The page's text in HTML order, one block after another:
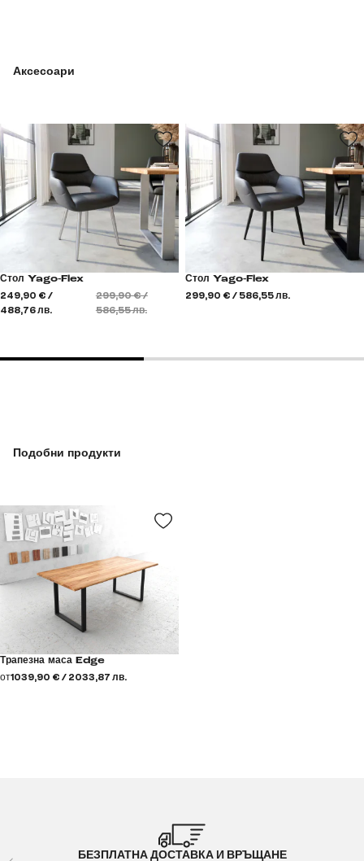
Подобни продукти
Трапезна маса Edge
от1039,90 € / 2033,87 лв.
Аксесоари
Стол Yago-Flex
249,90 € /
488,76 лв.
299,90 € /
586,55 лв.
Стол Yago-Flex
299,90 € / 586,55 лв.
БЕЗПЛАТНА ДОСТАВКА И ВРЪЩАНЕ